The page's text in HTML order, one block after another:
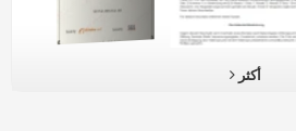
أكثر